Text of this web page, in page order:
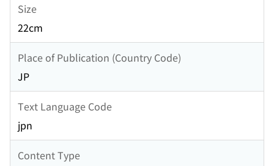
Size
22cm
Place of Publication (Country Code)
JP
Text Language Code
jpn
Content Type